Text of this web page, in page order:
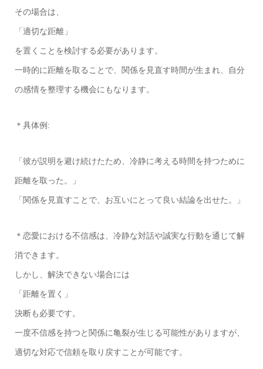
その場合は、
「適切な距離」
を置くことを検討する必要があります。
一時的に距離を取ることで、関係を見直す時間が生まれ、自分
の感情を整理する機会にもなります。
＊具体例:
「彼が説明を避け続けたため、冷静に考える時間を持つために
距離を取った。」
「関係を見直すことで、お互いにとって良い結論を出せた。」
＊恋愛における不信感は、冷静な対話や誠実な行動を通じて解
消できます。
しかし、解決できない場合には
「距離を置く」
決断も必要です。
一度不信感を持つと関係に亀裂が生じる可能性がありますが、
適切な対応で信頼を取り戻すことが可能です。